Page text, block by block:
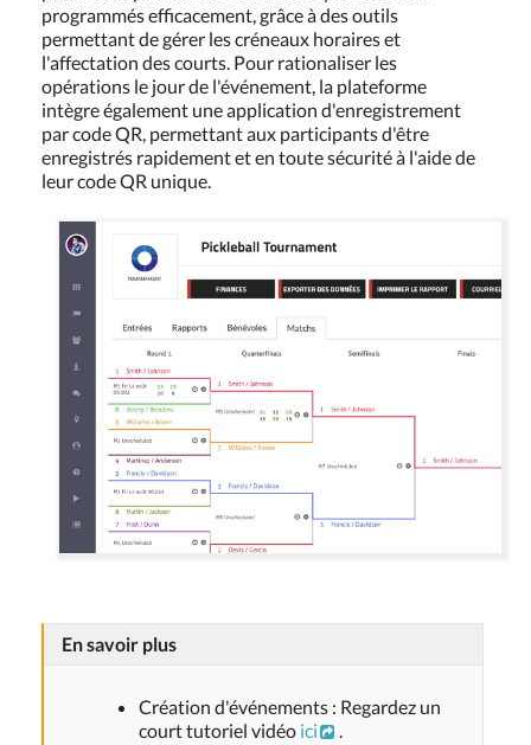
programmés efficacement, grâce à des outils
permettant de gérer les créneaux horaires et
l'affectation des courts. Pour rationaliser les
opérations le jour de l'événement, la plateforme
intègre également une application d'enregistrement
par code QR, permettant aux participants d'être
enregistrés rapidement et en toute sécurité à l'aide de
leur code QR unique.
En savoir plus
Création d'événements : Regardez un
court tutoriel vidéo ici .